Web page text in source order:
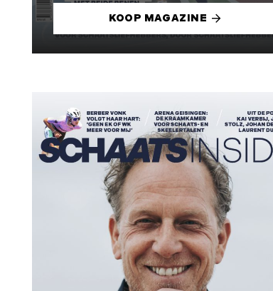
KOOP MAGAZINE